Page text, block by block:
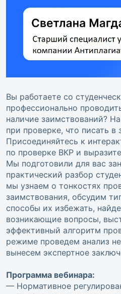
Вы работаете со
профессионально
наличие заимствований?
при проверке, что писать в
Присоединяйтесь к
по проверке ВКР и
Мы подготовили для вас
практический разбор
мы узнаем о тонкостях
заимствования, обсудим
способы их избежать,
возникающие вопросы,
эффективный алгоритм
режиме проведем анализ
вынесем экспертное
Программа вебинара:
— Нормативное